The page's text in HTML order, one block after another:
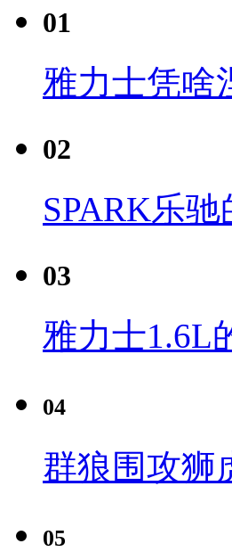
01
雅力士凭啥
02
SPARK乐
03
雅力士1.6L
04
群狼围攻狮
05